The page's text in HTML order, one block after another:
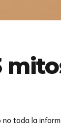
no toda la